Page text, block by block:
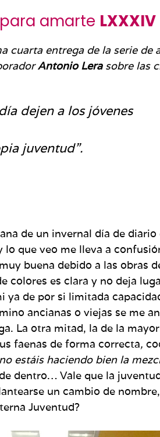
amarte LXXXIV
cuarta entrega de la serie de
Antonio Lerasobre las
dejen a los jóvenes
juventud”.
de un invernal día de
lo que veo me lleva a
buena debido a las obras
colores es clara y no deja
ya de por si limitada
ancianas o viejas se me
La otra mitad, la de la
faenas de forma correcta,
estáis haciendo bien la
dentro… Vale que la
un cambio de
Juventud?